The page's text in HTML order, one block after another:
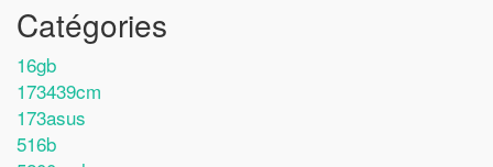
Catégories
16gb
173439cm
173asus
516b